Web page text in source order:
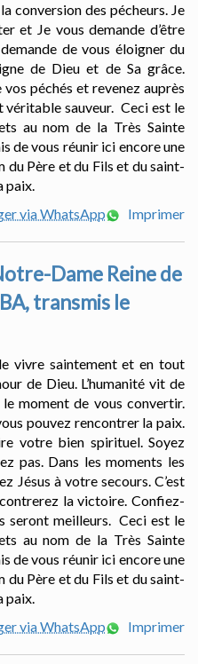
conversion des pécheurs. Je
et Je vous demande d’être
de vous éloigner du
de Dieu et de Sa grâce.
péchés et revenez auprès
véritable sauveur. Ceci est le
au nom de la Très Sainte
de vous réunir ici encore une
du Père et du Fils et du saint-
paix.
via WhatsApp
Imprimer
Dame Reine de
transmis le
vivre saintement et en tout
de Dieu. L’humanité vit de
moment de vous convertir.
pouvez rencontrer la paix.
votre bien spirituel. Soyez
pas. Dans les moments les
Jésus à votre secours. C’est
la victoire. Confiez-
seront meilleurs. Ceci est le
au nom de la Très Sainte
de vous réunir ici encore une
du Père et du Fils et du saint-
paix.
via WhatsApp
Imprimer